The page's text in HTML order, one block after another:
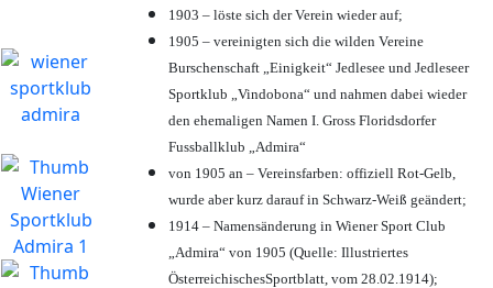
1903 – löste sich der Verein wieder auf;
1905 – vereinigten sich die wilden Vereine
Burschenschaft „Einigkeit“ Jedlesee und Jedleseer
Sportklub „Vindobona“ und nahmen dabei wieder
den ehemaligen Namen I. Gross Floridsdorfer
Fussballklub „Admira“
von 1905 an – Vereinsfarben: offiziell Rot-Gelb,
wurde aber kurz darauf in Schwarz-Weiß geändert;
1914 – Namensänderung in Wiener Sport Club
„Admira“ von 1905 (Quelle: Illustriertes
ÖsterreichischesSportblatt, vom 28.02.1914);